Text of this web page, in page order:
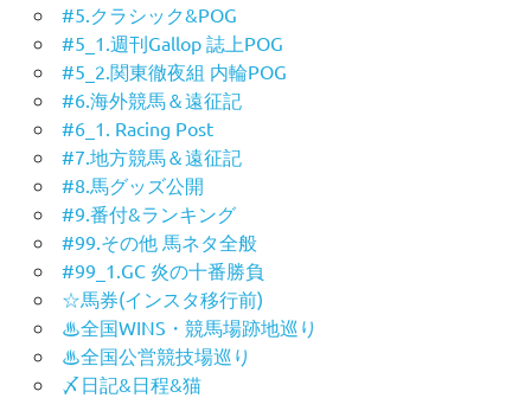
#5.クラシック&POG
#5_1.週刊Gallop 誌上POG
#5_2.関東徹夜組 内輪POG
#6.海外競馬＆遠征記
#6_1. Racing Post
#7.地方競馬＆遠征記
#8.馬グッズ公開
#9.番付&ランキング
#99.その他 馬ネタ全般
#99_1.GC 炎の十番勝負
☆馬券(インスタ移行前)
♨︎全国WINS・競馬場跡地巡り
♨︎全国公営競技場巡り
〆日記&日程&猫